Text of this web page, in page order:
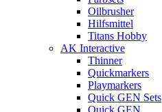
Oilbrusher
Hilfsmittel
Titans Hobby
AK Interactive
Thinner
Quickmarkers
Playmarkers
Quick GEN Sets
Quick GEN